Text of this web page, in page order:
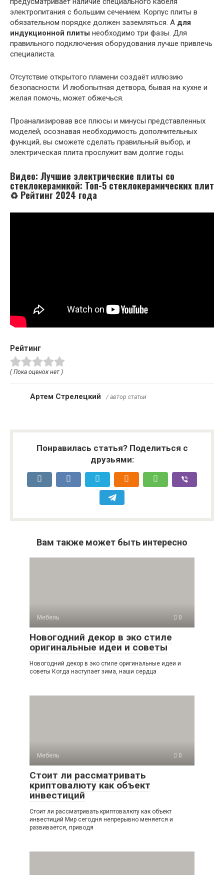
электропитания с большим сечением. Корпус плиты в
обязательном порядке должен заземляться. А для
индукционной плиты необходимо три фазы. Для
правильного подключения оборудования лучше привлечь
специалиста.
Отсутствие открытого пламени создаёт иллюзию
безопасности. И любопытная детвора, бывая на кухне и
желая помочь, может обжечься.
Проанализировав все плюсы и минусы представленных
моделей, осознавая необходимость дополнительных
функций, вы сможете сделать правильный выбор, и
электрическая плита прослужит вам долгие годы.
Видео: Лучшие электрические плиты со
стеклокерамикой: Топ-5 стеклокерамических плит
♻️ Рейтинг 2024 года
Рейтинг
( Пока оценок нет )
Артем Стрелецкий / автор статьи
Понравилась статья? Поделиться с
друзьями:
Вам также может быть интересно
Мебель 0
Новогодний декор в эко стиле
оригинальные идеи и советы
Новогодний декор в эко стиле оригинальные идеи и
советы Когда наступает зима, наши сердца
Мебель 0
Стоит ли рассматривать
криптовалюту как объект
инвестиций
Стоит ли рассматривать криптовалюту как объект
инвестиций Мир сегодня непрерывно меняется и
развивается, приводя